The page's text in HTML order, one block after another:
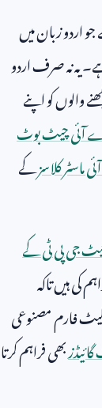
اردو زبان میں
یہ نہ صرف اردو
والوں کو اپنے
آئی چیٹ بوٹ
ماسٹر کلاسزکے
جی پی ٹی کے
کی ہیں تاکہ
فارم مصنوعی
بھی فراہم کرتا